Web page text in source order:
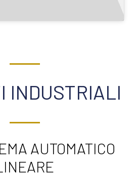
INDUSTRIALI
AUTOMATICO